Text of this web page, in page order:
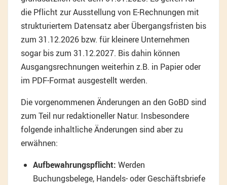
die Pflicht zur Ausstellung von E-Rechnungen mit
strukturiertem Datensatz aber Übergangsfristen bis
zum 31.12.2026 bzw. für kleinere Unternehmen
sogar bis zum 31.12.2027. Bis dahin können
Ausgangsrechnungen weiterhin z.B. in Papier oder
im PDF-Format ausgestellt werden.
Die vorgenommenen Änderungen an den GoBD sind
zum Teil nur redaktioneller Natur. Insbesondere
folgende inhaltliche Änderungen sind aber zu
erwähnen:
Aufbewahrungspflicht: Werden
Buchungsbelege, Handels- oder Geschäftsbriefe